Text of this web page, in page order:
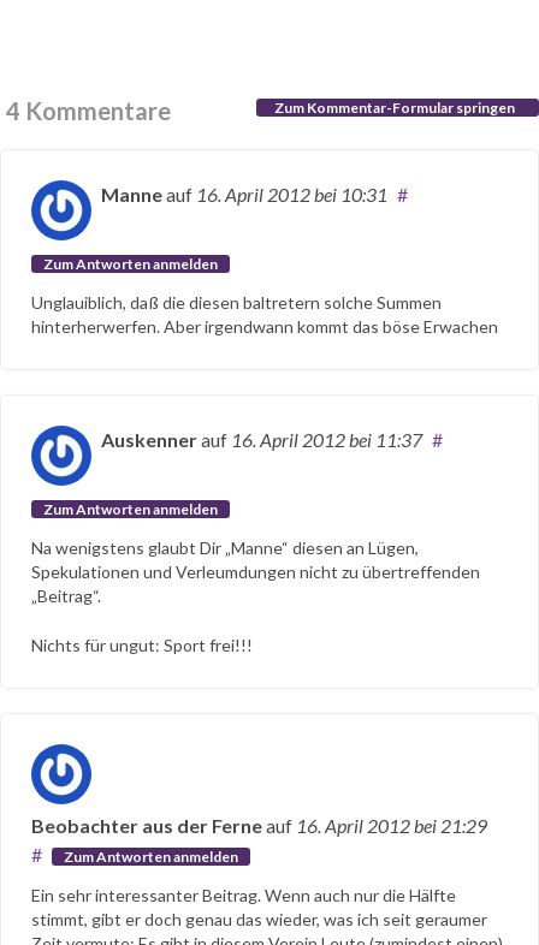
4 Kommentare Zum Kommentar-Formular springen
Manneauf 16. April 2012bei 10:31 #
Zum Antworten anmelden
Unglauiblich, daß die diesen baltretern solche Summen
hinterherwerfen. Aber irgendwann kommt das böse Erwachen
Auskennerauf 16. April 2012bei 11:37 #
Zum Antworten anmelden
Na wenigstens glaubt Dir „Manne“ diesen an Lügen,
Spekulationen und Verleumdungen nicht zu übertreffenden
„Beitrag“.
Nichts für ungut: Sport frei!!!
Beobachter aus der Ferneauf 16. April 2012bei 21:29
#
Zum Antworten anmelden
Ein sehr interessanter Beitrag. Wenn auch nur die Hälfte
stimmt, gibt er doch genau das wieder, was ich seit geraumer